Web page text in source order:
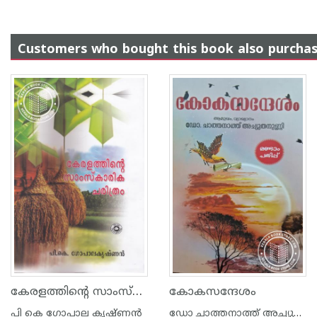
Customers who bought this book also
കേരളത്തിന്റെ സാംസ്കാരിക ചരിത്രം
പി കെ ഗോപാല കൃഷ്ണന്‍
കോകസന്ദേശം
ഡോ ചാത്തനാത്ത് അച്യുതനുണ്ണി